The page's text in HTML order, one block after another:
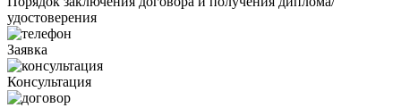
удостоверения
Заявка
Консультация